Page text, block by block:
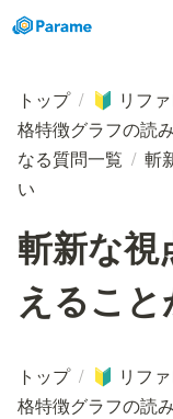
トップ / 🔰 リフ
格特徴グラフの読
なる質問一覧 / 斬
い
斬新な
えるこ
トップ / 🔰 リフ
格特徴グラフの読